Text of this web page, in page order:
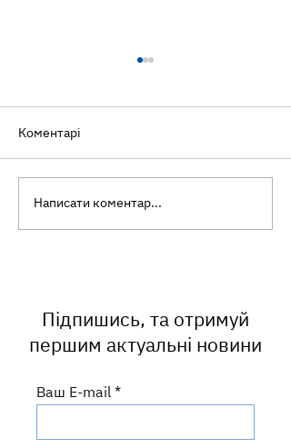
Ботулізм: як уберегтися
від небезпечного
Коментарі
Написати коментар...
Підпишись, та отримуй
першим актуальні новини
Ваш E-mail